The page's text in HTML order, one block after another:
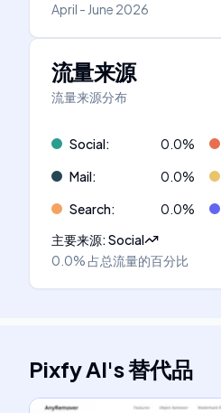
April - June 2026
流量来源
流量来源分布
Social: 0.0%
Mail: 0.0%
Search: 0.0%
主要来源:Social
0.0%占总流量的百分比
Pixfy AI's替代品